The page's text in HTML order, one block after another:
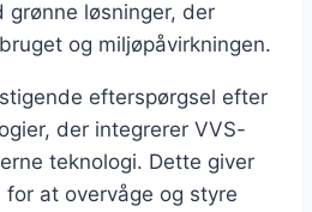
grønne løsninger, der
og miljøpåvirkningen.
efterspørgsel efter
der integrerer VVS-
teknologi. Dette giver
at overvåge og styre